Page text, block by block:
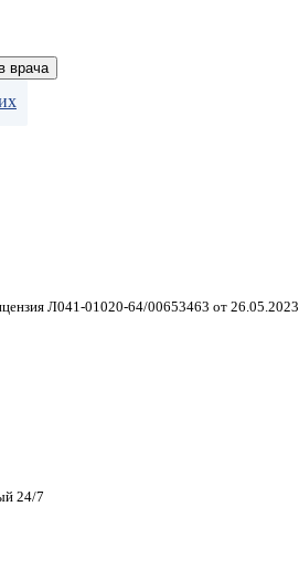
врача
Л041-01020-64/00653463 от 26.05.2023
24/7